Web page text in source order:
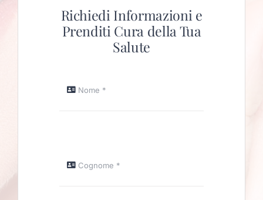
Richiedi Informazioni e
Prenditi Cura della Tua
Salute